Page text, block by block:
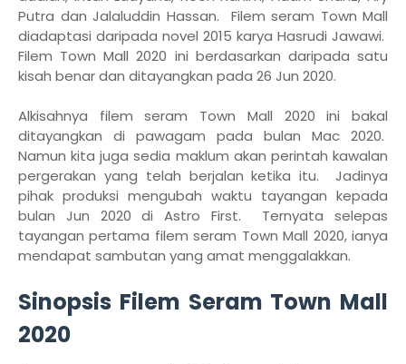
Putra dan Jalaluddin Hassan. Filem seram Town Mall
diadaptasi daripada novel 2015 karya Hasrudi Jawawi.
Filem Town Mall 2020 ini berdasarkan daripada satu
kisah benar dan ditayangkan pada 26 Jun 2020.
Alkisahnya filem seram Town Mall 2020 ini bakal
ditayangkan di pawagam pada bulan Mac 2020.
Namun kita juga sedia maklum akan perintah kawalan
pergerakan yang telah berjalan ketika itu. Jadinya
pihak produksi mengubah waktu tayangan kepada
bulan Jun 2020 di Astro First. Ternyata selepas
tayangan pertama filem seram Town Mall 2020, ianya
mendapat sambutan yang amat menggalakkan.
Sinopsis Filem Seram Town Mall
2020